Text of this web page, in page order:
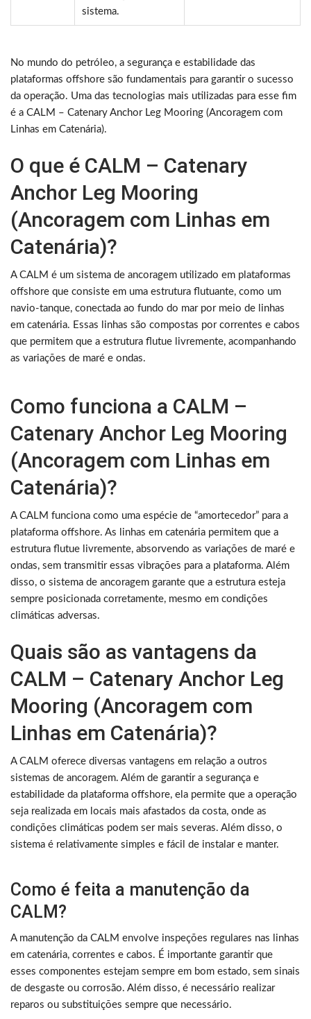
sistema.
No mundo do petróleo, a segurança e estabilidade das
plataformas offshore são fundamentais para garantir o sucesso
da operação. Uma das tecnologias mais utilizadas para esse fim
é a CALM – Catenary Anchor Leg Mooring (Ancoragem com
Linhas em Catenária).
O que é CALM – Catenary
Anchor Leg Mooring
(Ancoragem com Linhas em
Catenária)?
A CALM é um sistema de ancoragem utilizado em plataformas
offshore que consiste em uma estrutura flutuante, como um
navio-tanque, conectada ao fundo do mar por meio de linhas
em catenária. Essas linhas são compostas por correntes e cabos
que permitem que a estrutura flutue livremente, acompanhando
as variações de maré e ondas.
Como funciona a CALM –
Catenary Anchor Leg Mooring
(Ancoragem com Linhas em
Catenária)?
A CALM funciona como uma espécie de “amortecedor” para a
plataforma offshore. As linhas em catenária permitem que a
estrutura flutue livremente, absorvendo as variações de maré e
ondas, sem transmitir essas vibrações para a plataforma. Além
disso, o sistema de ancoragem garante que a estrutura esteja
sempre posicionada corretamente, mesmo em condições
climáticas adversas.
Quais são as vantagens da
CALM – Catenary Anchor Leg
Mooring (Ancoragem com
Linhas em Catenária)?
A CALM oferece diversas vantagens em relação a outros
sistemas de ancoragem. Além de garantir a segurança e
estabilidade da plataforma offshore, ela permite que a operação
seja realizada em locais mais afastados da costa, onde as
condições climáticas podem ser mais severas. Além disso, o
sistema é relativamente simples e fácil de instalar e manter.
Como é feita a manutenção da
CALM?
A manutenção da CALM envolve inspeções regulares nas linhas
em catenária, correntes e cabos. É importante garantir que
esses componentes estejam sempre em bom estado, sem sinais
de desgaste ou corrosão. Além disso, é necessário realizar
reparos ou substituições sempre que necessário.